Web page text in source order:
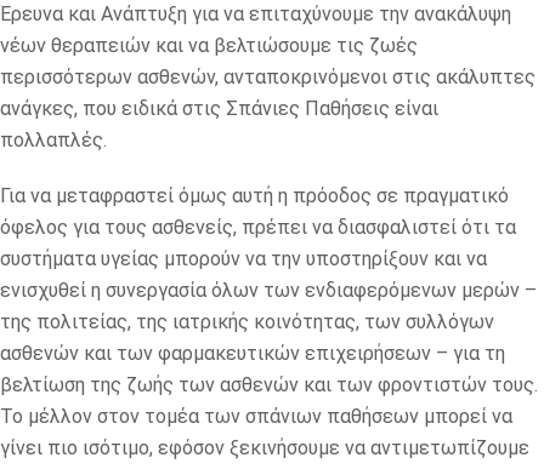
Έρευνα και Ανάπτυξη για να επιταχύνουμε την ανακάλυψη
νέων θεραπειών και να βελτιώσουμε τις ζωές
περισσότερων ασθενών, ανταποκρινόμενοι στις ακάλυπτες
ανάγκες, που ειδικά στις Σπάνιες Παθήσεις είναι
πολλαπλές.
Για να μεταφραστεί όμως αυτή η πρόοδος σε πραγματικό
όφελος για τους ασθενείς, πρέπει να διασφαλιστεί ότι τα
συστήματα υγείας μπορούν να την υποστηρίξουν και να
ενισχυθεί η συνεργασία όλων των ενδιαφερόμενων μερών –
της πολιτείας, της ιατρικής κοινότητας, των συλλόγων
ασθενών και των φαρμακευτικών επιχειρήσεων – για τη
βελτίωση της ζωής των ασθενών και των φροντιστών τους.
Το μέλλον στον τομέα των σπάνιων παθήσεων μπορεί να
γίνει πιο ισότιμο, εφόσον ξεκινήσουμε να αντιμετωπίζουμε